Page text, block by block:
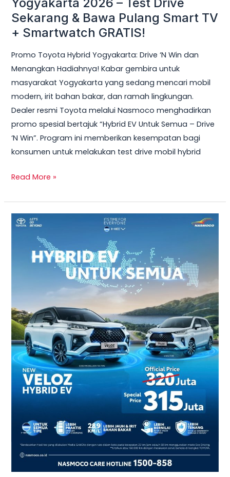
Sekarang & Bawa Pulang Smart TV
+ Smartwatch GRATIS!
Promo Toyota Hybrid Yogyakarta: Drive ‘N Win dan
Menangkan Hadiahnya! Kabar gembira untuk
masyarakat Yogyakarta yang sedang mencari mobil
modern, irit bahan bakar, dan ramah lingkungan.
Dealer resmi Toyota melalui Nasmoco menghadirkan
promo spesial bertajuk “Hybrid EV Untuk Semua – Drive
‘N Win”. Program ini memberikan kesempatan bagi
konsumen untuk melakukan test drive mobil hybrid
Toyota
Hybrid
2026
–
Test
Drive
Sekarang
&
Bawa
Pulang
TV
GRATIS!
Read More »
Toyota
Promo
Terbaru
di
Yogyakarta